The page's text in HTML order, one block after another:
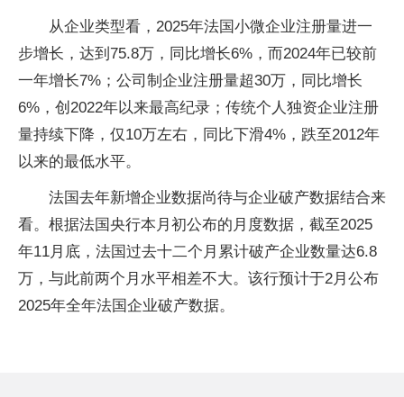
从企业类型看，2025年法国小微企业注册量进一
步增长，达到75.8万，同比增长6%，而2024年已较前
一年增长7%；公司制企业注册量超30万，同比增长
6%，创2022年以来最高纪录；传统个人独资企业注册
量持续下降，仅10万左右，同比下滑4%，跌至2012年
以来的最低水平。
法国去年新增企业数据尚待与企业破产数据结合来
看。根据法国央行本月初公布的月度数据，截至2025
年11月底，法国过去十二个月累计破产企业数量达6.8
万，与此前两个月水平相差不大。该行预计于2月公布
2025年全年法国企业破产数据。